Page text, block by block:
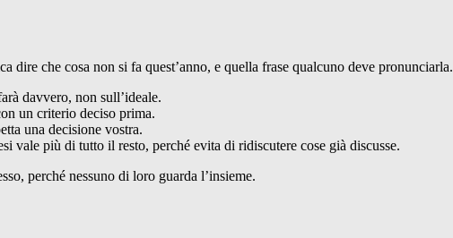
dire che cosa non si fa quest’anno, e quella frase qualcuno deve pronunciarla.
davvero, non sull’ideale.
un criterio deciso prima.
una decisione vostra.
vale più di tutto il resto, perché evita di ridiscutere cose già discusse.
perché nessuno di loro guarda l’insieme.